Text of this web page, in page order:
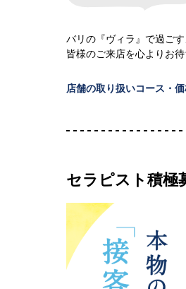
バリの『ヴィラ』で過ご
皆様のご来店を心よりお待
店舗の取り扱いコース・
セラピスト積極